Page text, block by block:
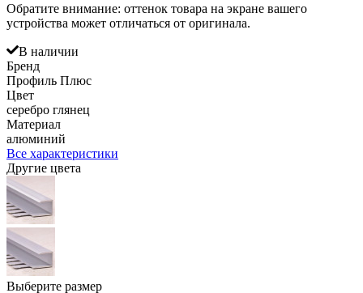
Обратите внимание: оттенок товара на экране вашего
устройства может отличаться от оригинала.
В наличии
Бренд
Профиль Плюс
Цвет
серебро глянец
Материал
алюминий
Все характеристики
Другие цвета
Выберите размер